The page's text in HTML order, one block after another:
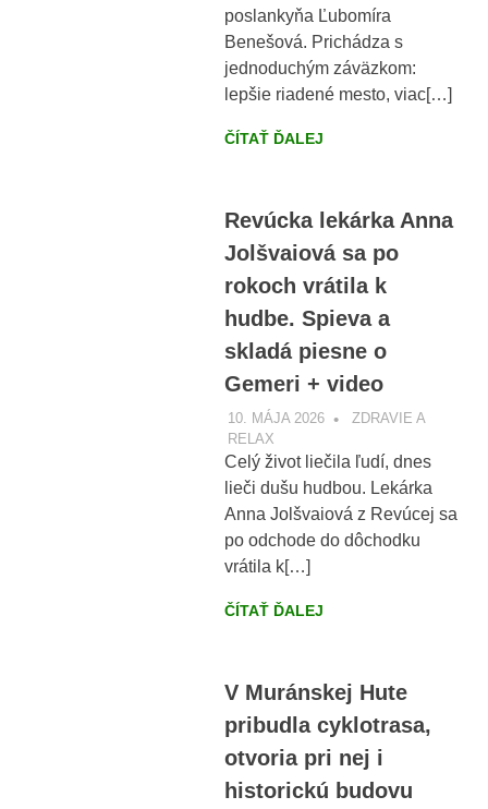
poslankyňa Ľubomíra
Benešová. Prichádza s
jednoduchým záväzkom:
lepšie riadené mesto, viac[…]
ČÍTAŤ ĎALEJ
Revúcka lekárka Anna
Jolšvaiová sa po
rokoch vrátila k
hudbe. Spieva a
skladá piesne o
Gemeri + video
10. MÁJA 2026 VOBRAZE.SK
ZDRAVIE A
RELAX
Celý život liečila ľudí, dnes
lieči dušu hudbou. Lekárka
Anna Jolšvaiová z Revúcej sa
po odchode do dôchodku
vrátila k[…]
ČÍTAŤ ĎALEJ
V Muránskej Hute
pribudla cyklotrasa,
otvoria pri nej i
historickú budovu